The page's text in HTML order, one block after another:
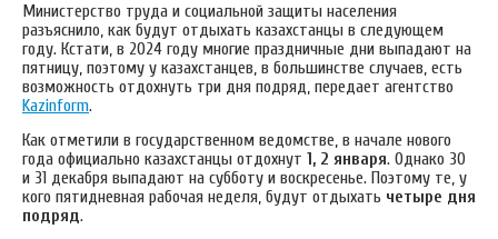
Министерство труда и социальной защиты населения
разъяснило, как будут отдыхать казахстанцы в следующем
году. Кстати, в 2024 году многие праздничные дни выпадают на
пятницу, поэтому у казахстанцев, в большинстве случаев, есть
возможность отдохнуть три дня подряд, передает агентство
Kazinform.
Как отметили в государственном ведомстве, в начале нового
года официально казахстанцы отдохнут 1, 2 января. Однако 30
и 31 декабря выпадают на субботу и воскресенье. Поэтому те, у
кого пятидневная рабочая неделя, будут отдыхать четыре дня
подряд.